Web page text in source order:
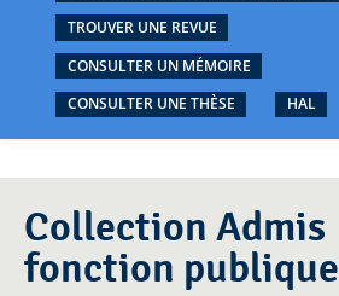
TROUVER UNE REVUE
CONSULTER UN MÉMOIRE
CONSULTER UNE THÈSE
HAL
Collection Admis
fonction publique